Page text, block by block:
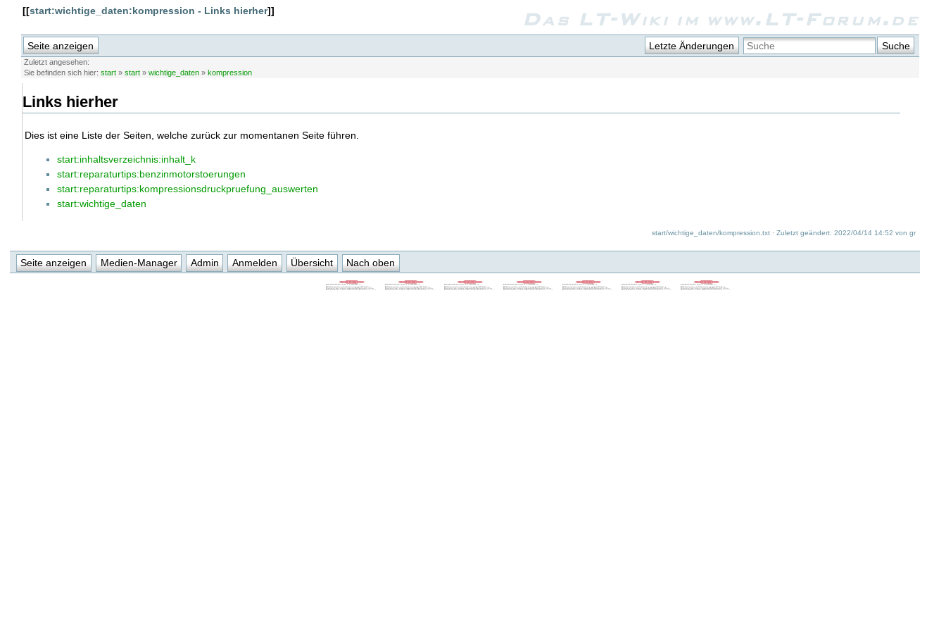
[[start:wichtige_daten:kompression - Links hierher]] Das LT-Wiki im www.LT-Forum.de
Seite anzeigen Letzte Änderungen Suche
Zuletzt angesehen:
Sie befinden sich hier: start» start» wichtige_daten» kompression
Links hierher
Dies ist eine Liste der Seiten, welche zurück zur momentanen Seite führen.
start:inhaltsverzeichnis:inhalt_k
start:reparaturtips:benzinmotorstoerungen
start:reparaturtips:kompressionsdruckpruefung_auswerten
start:wichtige_daten
start/wichtige_daten/kompression.txt· Zuletzt geändert: 2022/04/14 14:52 von gr
Seite anzeigen Medien-Manager Admin Anmelden Übersicht Nach oben